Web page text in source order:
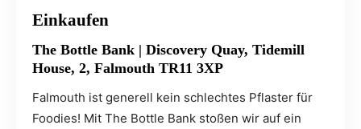
Einkaufen
The Bottle Bank | Discovery Quay, Tidemill
House, 2, Falmouth TR11 3XP
Falmouth ist generell kein schlechtes Pflaster für
Foodies! Mit The Bottle Bank stoßen wir auf ein